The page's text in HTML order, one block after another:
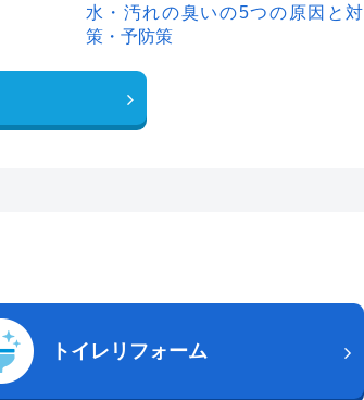
水・汚れの臭いの5つの原因と対
策・予防策
トイレリフォーム